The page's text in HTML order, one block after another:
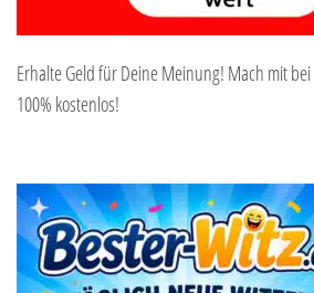
Erhalte Geld für Deine Meinung! Mach mit bei
100% kostenlos!